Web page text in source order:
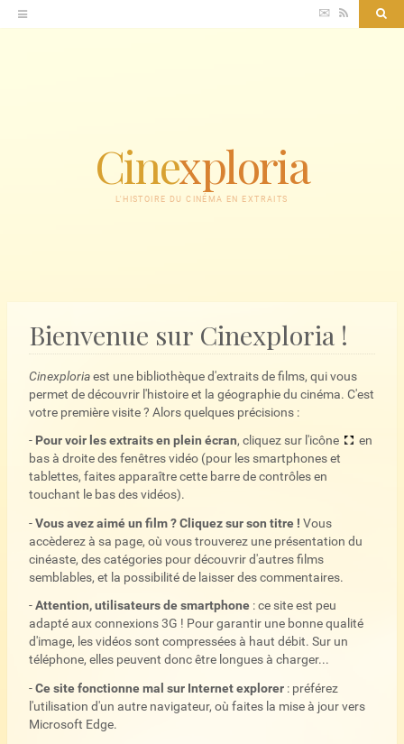
Accéder
au
✉ RSS
Cinexploria
L'HISTOIRE DU CINÉMA EN EXTRAITS
Bienvenue sur Cinexploria !
Cinexploriaest une bibliothèque d'extraits de films, qui vous
permet de découvrir l'histoire et la géographie du cinéma. C'est
votre première visite ? Alors quelques précisions :
- Pour voir les extraits en plein écran, cliquez sur l'icône
en
bas à droite des fenêtres vidéo (pour les smartphones et
tablettes, faites apparaître cette barre de contrôles en
touchant le bas des vidéos).
-Vous avez aimé un film ? Cliquez sur son titre ! Vous
accèderez à sa page, où vous trouverez une présentation du
cinéaste, des catégories pour découvrir d'autres films
semblables, et la possibilité de laisser des commentaires.
-Attention, utilisateurs de smartphone : ce site est peu
adapté aux connexions 3G ! Pour garantir une bonne qualité
d'image, les vidéos sont compressées à haut débit. Sur un
téléphone, elles peuvent donc être longues à charger...
-Ce site fonctionne mal sur Internet explorer : préférez
l'utilisation d'un autre navigateur, où faites la mise à jour vers
Microsoft Edge.